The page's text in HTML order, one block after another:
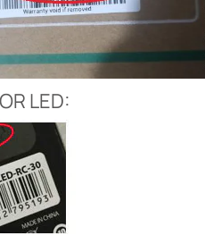
LED: